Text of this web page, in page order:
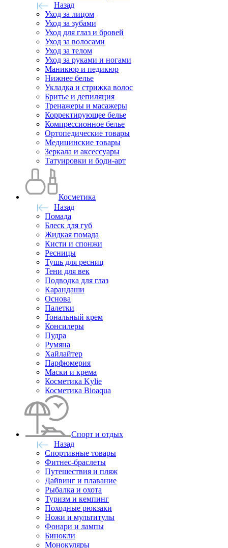
Назад
Уход за лицом
Уход за зубами
Уход для глаз и бровей
Уход за волосами
Уход за телом
Уход за руками и ногами
Маникюр и педикюр
Нижнее белье
Укладка и стрижка волос
Бритье и депиляция
Тренажеры и масажеры
Корректирующее белье
Компрессионное белье
Ортопедические товары
Медицинские товары
Зеркала и аксессуары
Татуировки и боди-арт
Косметика
Назад
Помада
Блеск для губ
Жидкая помада
Кисти и спонжи
Ресницы
Тушь для ресниц
Тени для век
Подводка для глаз
Карандаши
Основа
Палетки
Тональный крем
Консилеры
Пудра
Румяна
Хайлайтер
Парфюмерия
Маски и крема
Косметика Kylie
Косметика Bioaqua
Спорт и отдых
Назад
Спортивные товары
Фитнес-браслеты
Путешествия и пляж
Дайвинг и плавание
Рыбалка и охота
Туризм и кемпинг
Походные рюкзаки
Ножи и мультитулы
Фонари и лампы
Бинокли
Монокуляры